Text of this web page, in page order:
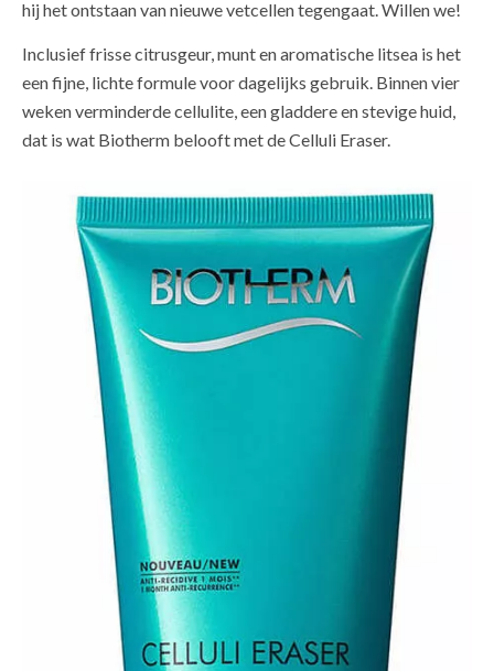
hij het ontstaan van nieuwe vetcellen tegengaat. Willen we!
Inclusief frisse citrusgeur, munt en aromatische litsea is het
een fijne, lichte formule voor dagelijks gebruik. Binnen vier
weken verminderde cellulite, een gladdere en stevige huid,
dat is wat Biotherm belooft met de Celluli Eraser.